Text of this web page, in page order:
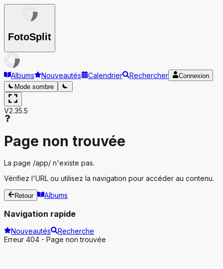
FotoSplit
Albums Nouveautés Calendrier Rechercher
Connexion
Mode sombre
V2.35.5
Page non trouvée
La page /app/ n'existe pas.
Vérifiez l'URL ou utilisez la navigation pour accéder au contenu.
Retour Albums
Navigation rapide
Nouveautés
Recherche
Erreur 404 - Page non trouvée